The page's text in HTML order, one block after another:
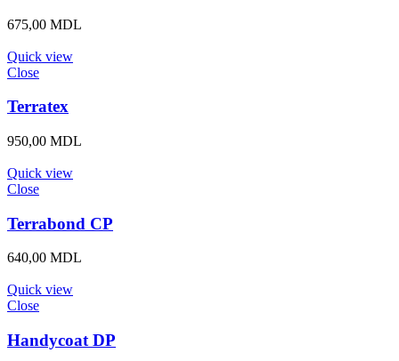
675,00 MDL
Quick view
Close
Terratex
950,00 MDL
Quick view
Close
Terrabond CP
640,00 MDL
Quick view
Close
Handycoat DP